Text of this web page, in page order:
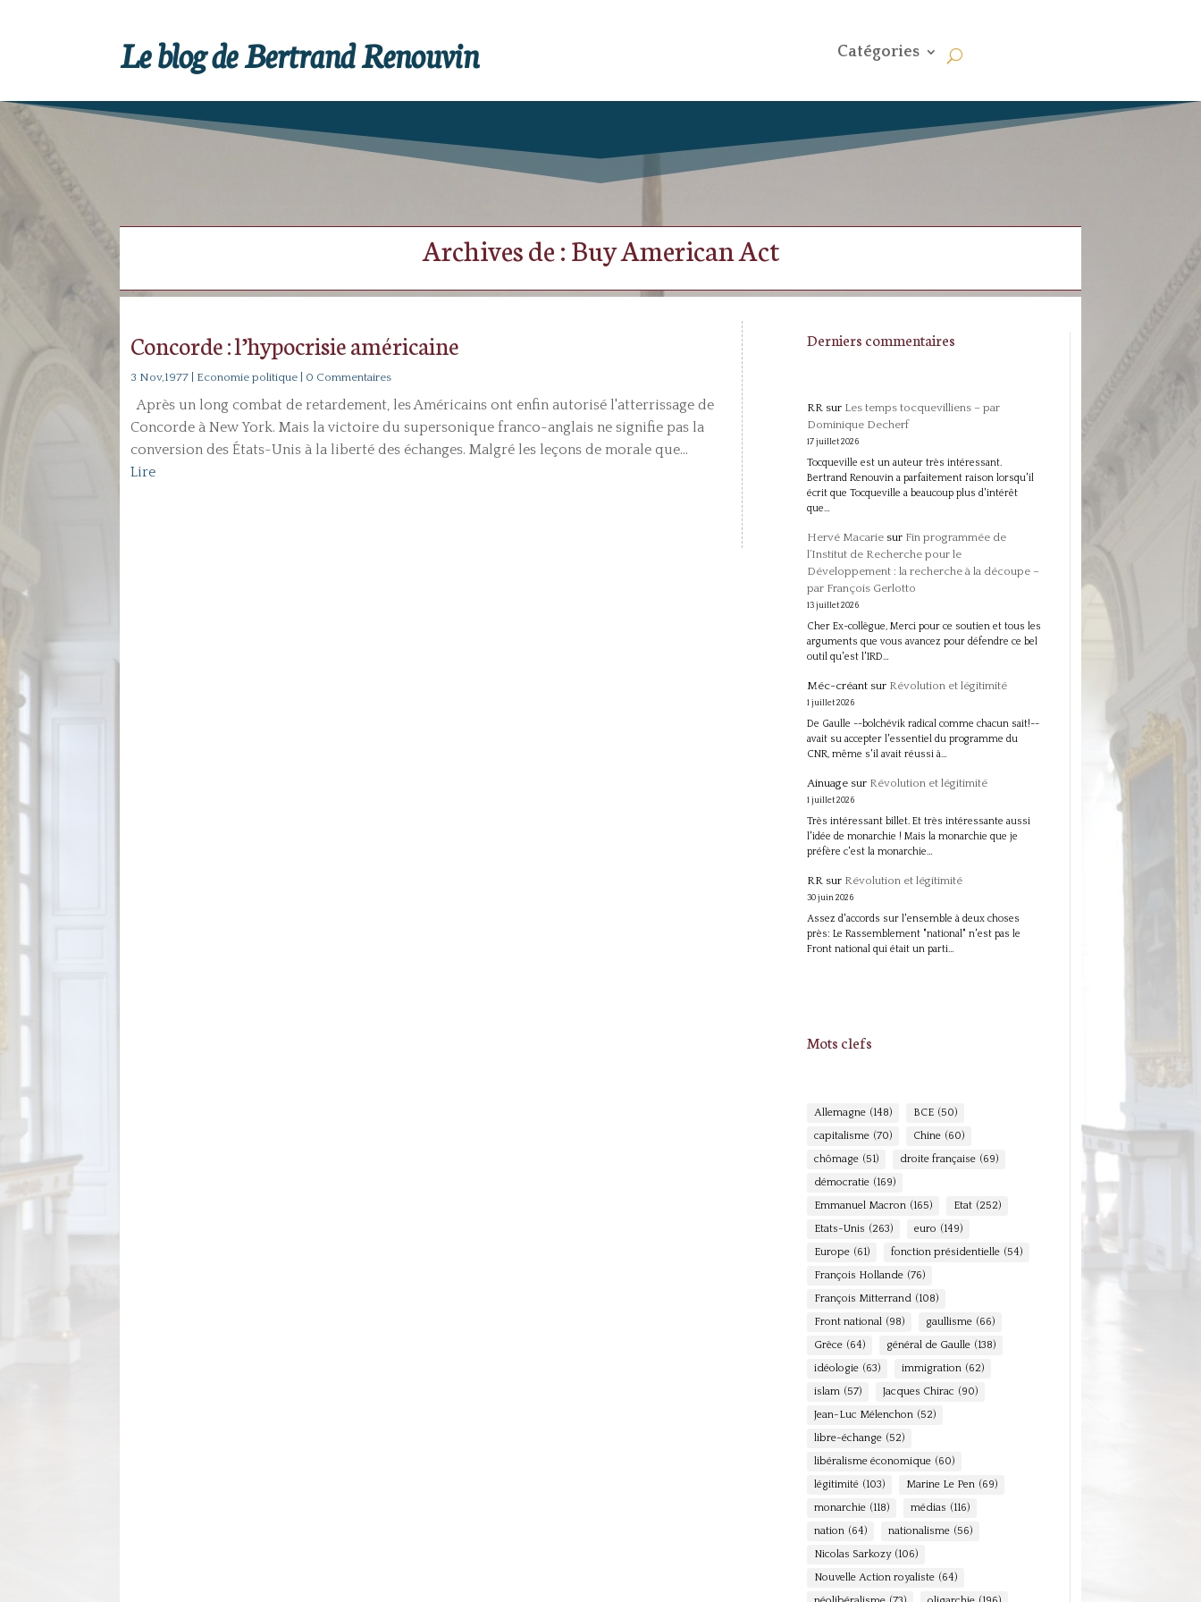
Le blog de Bertrand Renouvin Catégories
Archives de : Buy American Act
Concorde : l’hypocrisie américaine
3 Nov,1977 Economie politique | 0 Commentaires
Après un long combat de retardement, les Américains ont enfin autorisé l'atterrissage de
Concorde à New York. Mais la victoire du supersonique franco-anglais ne signifie pas la
conversion des États-Unis à la liberté des échanges. Malgré les leçons de morale que...
Lire
Derniers commentaires
RRsur Les temps tocquevilliens – par
Dominique Decherf
17 juillet 2026
Tocqueville est un auteur très intéressant.
Bertrand Renouvin a parfaitement raison lorsqu'il
écrit que Tocqueville a beaucoup plus d'intérêt
que…
Hervé Macariesur Fin programmée de
l’Institut de Recherche pour le
Développement : la recherche à la découpe –
par François Gerlotto
13 juillet 2026
Cher Ex-collègue, Merci pour ce soutien et tous les
arguments que vous avancez pour défendre ce bel
outil qu'est l'IRD…
Méc-créantsur Révolution et légitimité
1 juillet 2026
De Gaulle --bolchévik radical comme chacun sait!--
avait su accepter l'essentiel du programme du
CNR, même s'il avait réussi à…
Ainuagesur Révolution et légitimité
1 juillet 2026
Très intéressant billet. Et très intéressante aussi
l'idée de monarchie ! Mais la monarchie que je
préfère c'est la monarchie…
RRsur Révolution et légitimité
30 juin 2026
Assez d'accords sur l'ensemble à deux choses
près: Le Rassemblement "national" n'est pas le
Front national qui était un parti…
Mots clefs
Allemagne (148) BCE (50)
capitalisme (70) Chine (60)
chômage (51) droite française (69)
démocratie (169)
Emmanuel Macron (165) Etat (252)
Etats-Unis (263) euro (149)
Europe (61) fonction présidentielle (54)
François Hollande (76)
François Mitterrand (108)
Front national (98) gaullisme (66)
Grèce (64) général de Gaulle (138)
idéologie (63) immigration (62)
islam (57) Jacques Chirac (90)
Jean-Luc Mélenchon (52)
libre-échange (52)
libéralisme économique (60)
légitimité (103) Marine Le Pen (69)
monarchie (118) médias (116)
nation (64) nationalisme (56)
Nicolas Sarkozy (106)
Nouvelle Action royaliste (64)